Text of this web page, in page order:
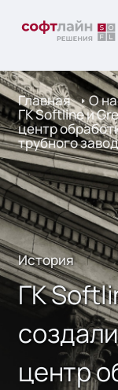
Главная О
ГК Softline и
центр
трубного
История
ГК
центр